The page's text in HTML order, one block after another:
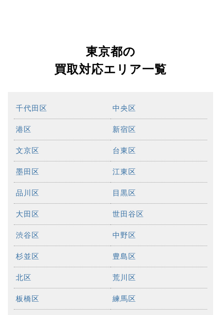
東京都の
買取対応エリア一覧
千代田区 中央区
港区 新宿区
文京区 台東区
墨田区 江東区
品川区 目黒区
大田区 世田谷区
渋谷区 中野区
杉並区 豊島区
北区 荒川区
板橋区 練馬区